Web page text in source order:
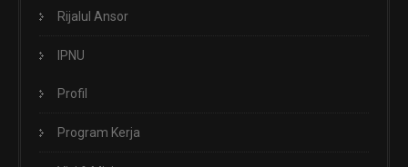
Rijalul Ansor
IPNU
Profil
Program Kerja